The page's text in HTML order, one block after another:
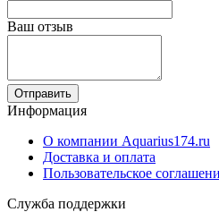
Ваш отзыв
Отправить
Информация
О компании Aquarius174.ru
Доставка и оплата
Пользовательское
Служба поддержки